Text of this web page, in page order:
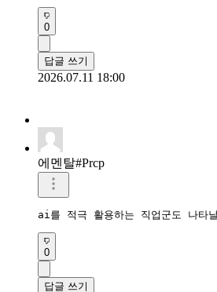
0
답글 쓰기
2026.07.11 18:00
에멘탈#Prcp
ai를 적극 활용하는 직업군도 나타
0
답글 쓰기